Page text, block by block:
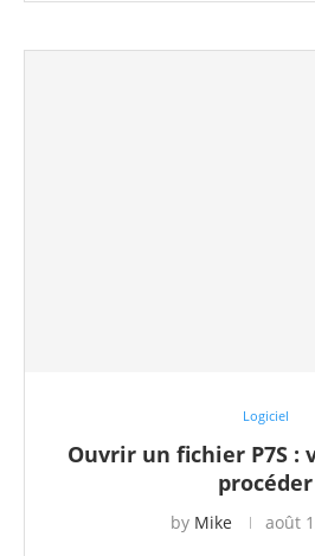
Logiciel
Ouvrir un fichier P7S :
procéder
by Mike août